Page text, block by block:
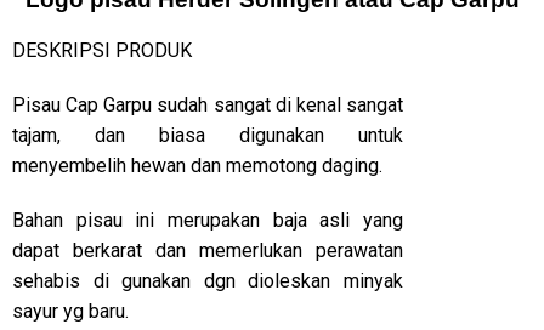
DESKRIPSI PRODUK
Pisau Cap Garpu sudah sangat di kenal sangat
tajam, dan biasa digunakan untuk
menyembelih hewan dan memotong daging.
Bahan pisau ini merupakan baja asli yang
dapat berkarat dan memerlukan perawatan
sehabis di gunakan dgn dioleskan minyak
sayur yg baru.